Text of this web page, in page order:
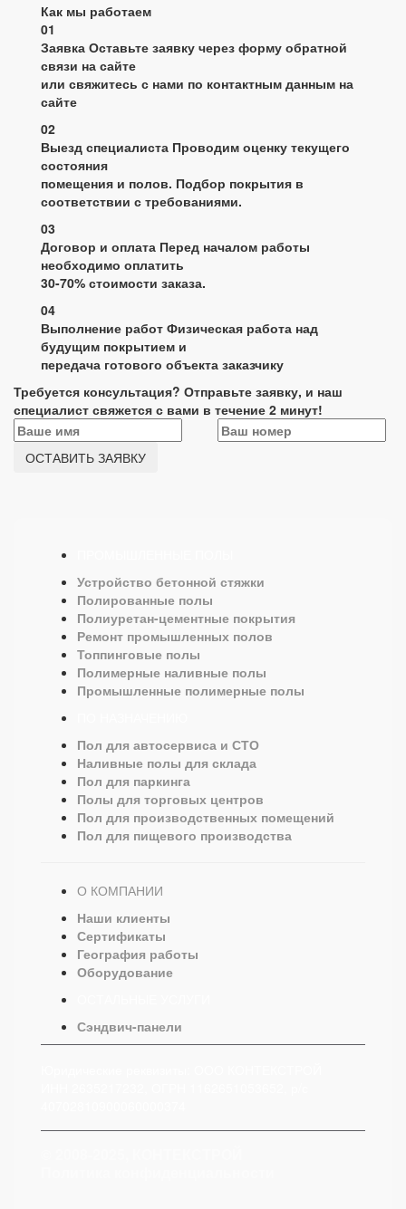
Как мы работаем
01
Заявка Оставьте заявку через форму обратной
связи на сайте
или свяжитесь с нами по контактным данным на
сайте
02
Выезд специалиста Проводим оценку текущего
состояния
помещения и полов. Подбор покрытия в
соответствии с требованиями.
03
Договор и оплата Перед началом работы
необходимо оплатить
30-70% стоимости заказа.
04
Выполнение работ Физическая работа над
будущим покрытием и
передача готового объекта заказчику
Требуется консультация? Отправьте заявку, и наш
специалист свяжется с вами в течение 2 минут!
ОСТАВИТЬ ЗАЯВКУ
Устройство бетонной стяжки
Полированные полы
Полиуретан-цементные покрытия
Ремонт промышленных полов
Топпинговые полы
Полимерные наливные полы
Промышленные полимерные полы
Пол для автосервиса и СТО
Наливные полы для склада
Пол для паркинга
Полы для торговых центров
Пол для производственных помещений
Пол для пищевого производства
О КОМПАНИИ
Наши клиенты
Сертификаты
География работы
Оборудование
Сэндвич-панели